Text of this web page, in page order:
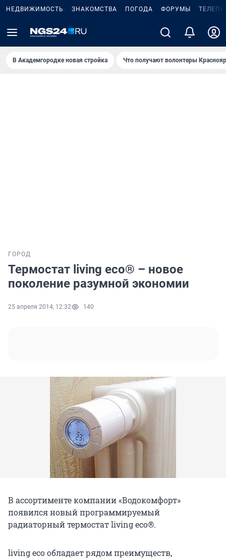
НЕДВИЖИМОСТЬ ЗНАКОМСТВА ПОГОДА ФОРУМЫ
В Академгородке новая стройка Что получают волонтеры
ГОРОД
Термостат living eco® – новое
поколение разумной экономии
25 апреля 2014, 12:32 140
В ассортименте компании «Водокомфорт»
появился новый программируемый
радиаторный термостат living eco®.
living eco обладает рядом преимуществ,